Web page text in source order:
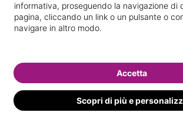
informativa, proseguendo la navigazione di
pagina, cliccando un link o un pulsante o
navigare in altro modo.
Scopri di più e
Accetta